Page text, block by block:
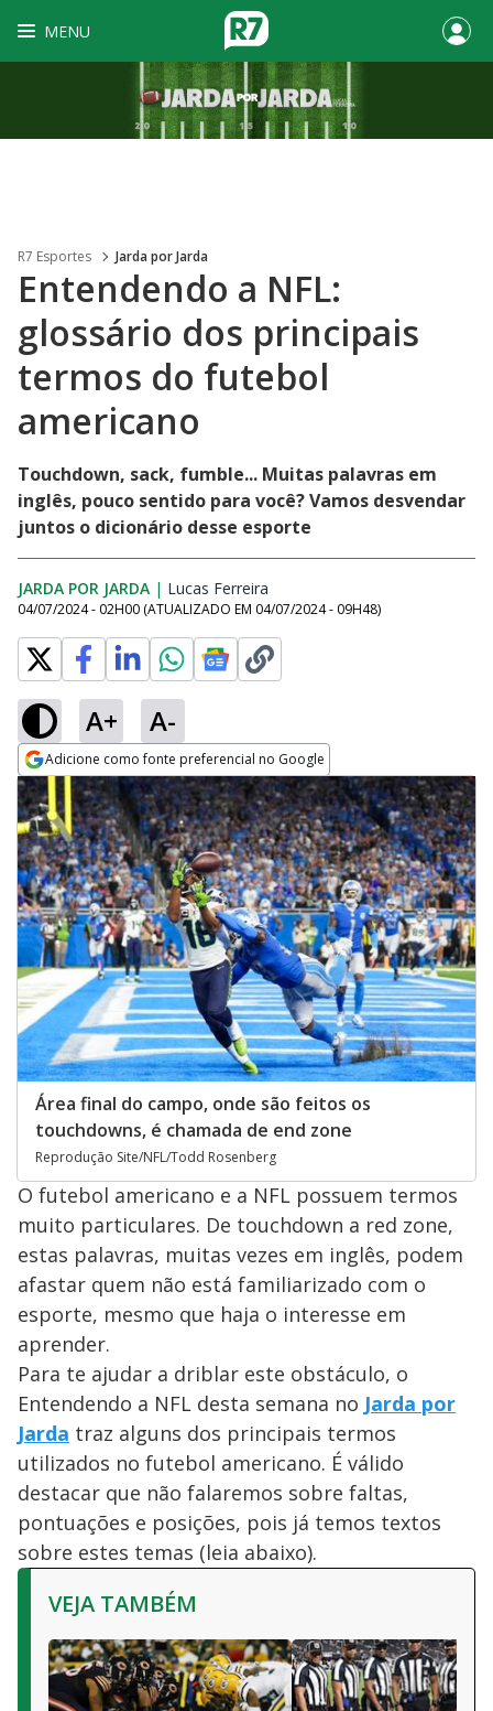
MENU
R7 Esportes Jarda por Jarda
Entendendo a NFL:
glossário dos principais
termos do futebol
americano
Touchdown, sack, fumble... Muitas palavras em
inglês, pouco sentido para você? Vamos desvendar
juntos o dicionário desse esporte
JARDA POR JARDA | Lucas Ferreira
04/07/2024 - 02H00 (ATUALIZADO EM 04/07/2024 - 09H48)
A+ A-
Adicione como fonte preferencial no Google
Opens in new window
Área final do campo, onde são feitos os
touchdowns, é chamada de end zone
Reprodução Site/NFL/Todd Rosenberg
O futebol americano e a NFL possuem termos
muito particulares. De touchdown a red zone,
estas palavras, muitas vezes em inglês, podem
afastar quem não está familiarizado com o
esporte, mesmo que haja o interesse em
aprender.
Para te ajudar a driblar este obstáculo, o
Entendendo a NFL desta semana no Jarda por
Jarda traz alguns dos principais termos
utilizados no futebol americano. É válido
destacar que não falaremos sobre faltas,
pontuações e posições, pois já temos textos
sobre estes temas (leia abaixo).
VEJA TAMBÉM